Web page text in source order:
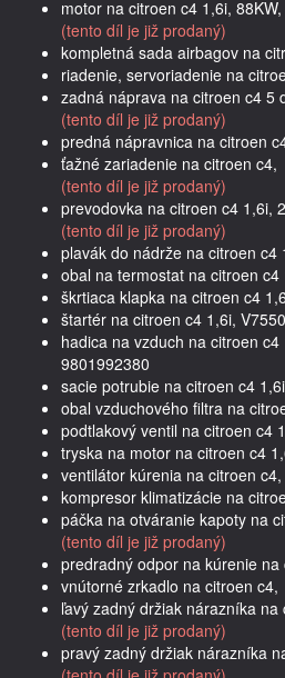
motor na citroen c4 1,6i,
(tento díl je již prodaný)
kompletná sada airbagov na
riadenie, servoriadenie na
zadná náprava na citroen c4 5
(tento díl je již prodaný)
predná nápravnica na citroen
ťažné zariadenie na citroen c4,
(tento díl je již prodaný)
prevodovka na citroen c4 1,6i,
(tento díl je již prodaný)
plavák do nádrže na citroen c4
obal na termostat na citroen
škrtiaca klapka na citroen c4
štartér na citroen c4 1,6i,
hadica na vzduch na citroen
9801992380
sacie potrubie na citroen c4
obal vzduchového filtra na
podtlakový ventil na citroen c4
tryska na motor na citroen c4
ventilátor kúrenia na citroen
kompresor klimatizácie na
páčka na otváranie kapoty na
(tento díl je již prodaný)
predradný odpor na kúrenie
vnútorné zrkadlo na citroen c4,
ľavý zadný držiak nárazníka
(tento díl je již prodaný)
pravý zadný držiak nárazníka